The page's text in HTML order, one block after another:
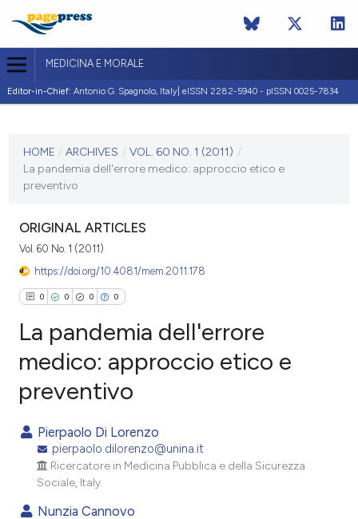
MEDICINA E MORALE
Editor-in-Chief: Antonio G. Spagnolo, Italy| eISSN 2282-5940 - pISSN 0025-7834
VOL. 60 NO. 1 (2011)
HOME / ARCHIVES / VOL. 60 NO. 1 (2011) /
La pandemia dell'errore medico: approccio etico e
preventivo
ORIGINAL ARTICLES
Vol. 60 No. 1 (2011)
https://doi.org/10.4081/mem.2011.178
0 0 0 0
Citing Publications
Mentioning
Contrasting
La pandemia dell'errore
medico: approccio etico e
preventivo
Pierpaolo Di Lorenzo
pierpaolo.dilorenzo@unina.it
Ricercatore in Medicina Pubblica e della Sicurezza
Sociale, Italy.
Nunzia Cannovo